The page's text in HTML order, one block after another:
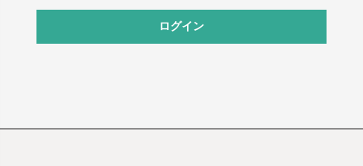
ログイン